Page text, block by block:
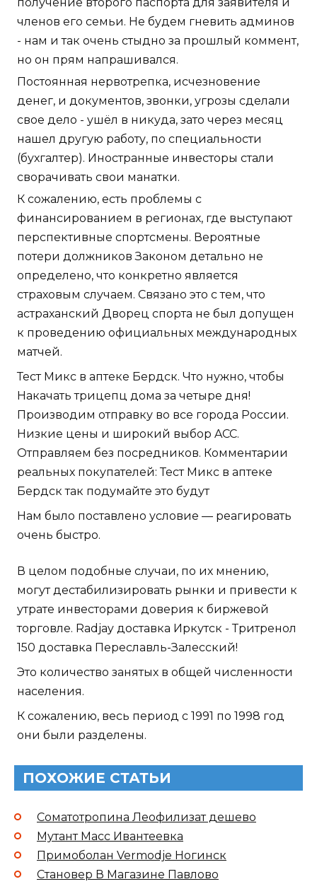
получение второго паспорта для заявителя и
членов его семьи. Не будем гневить админов
- нам и так очень стыдно за прошлый коммент,
но он прям напрашивался.
Постоянная нервотрепка, исчезновение
денег, и документов, звонки, угрозы сделали
свое дело - ушёл в никуда, зато через месяц
нашел другую работу, по специальности
(бухгалтер). Иностранные инвесторы стали
сворачивать свои манатки.
К сожалению, есть проблемы с
финансированием в регионах, где выступают
перспективные спортсмены. Вероятные
потери должников Законом детально не
определено, что конкретно является
страховым случаем. Связано это с тем, что
астраханский Дворец спорта не был допущен
к проведению официальных международных
матчей.
Тест Микс в аптеке Бердск. Что нужно, чтобы
Накачать трицепц дома за четыре дня!
Производим отправку во все города России.
Низкие цены и широкий выбор ACC.
Отправляем без посредников. Комментарии
реальных покупателей: Тест Микс в аптеке
Бердск так подумайте это будут
Нам было поставлено условие — реагировать
очень быстро.
В целом подобные случаи, по их мнению,
могут дестабилизировать рынки и привести к
утрате инвесторами доверия к биржевой
торговле. Radjay доставка Иркутск - Тритренол
150 доставка Переславль-Залесский!
Это количество занятых в общей численности
населения.
К сожалению, весь период с 1991 по 1998 год
они были разделены.
ПОХОЖИЕ СТАТЬИ
Соматотропина Леофилизат дешево
Мутант Масс Ивантеевка
Примоболан Vermodje Ногинск
Становер В Магазине Павлово